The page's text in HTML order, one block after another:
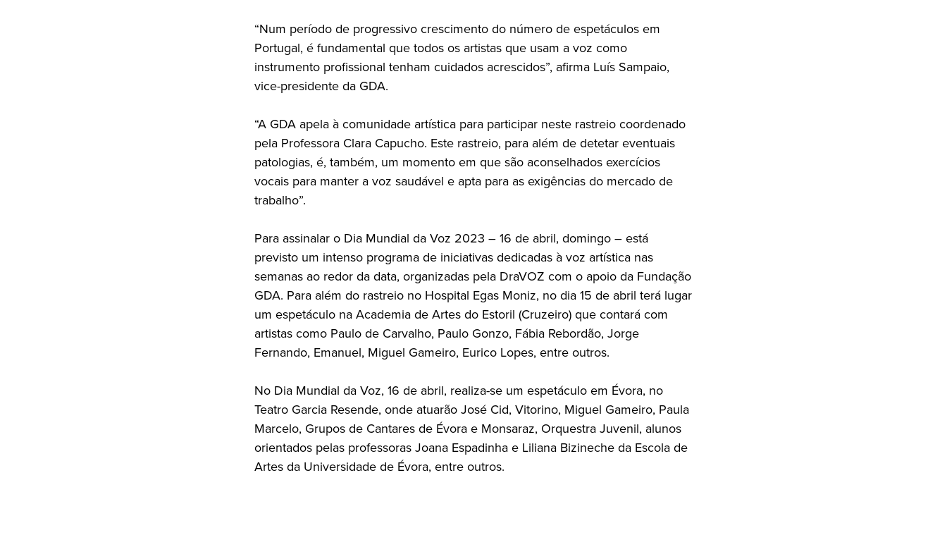
“Num período de progressivo crescimento do número de espetáculos em
Portugal, é fundamental que todos os artistas que usam a voz como
instrumento profissional tenham cuidados acrescidos”, afirma Luís Sampaio,
vice-presidente da GDA.
“A GDA apela à comunidade artística para participar neste rastreio coordenado
pela Professora Clara Capucho. Este rastreio, para além de detetar eventuais
patologias, é, também, um momento em que são aconselhados exercícios
vocais para manter a voz saudável e apta para as exigências do mercado de
trabalho”.
Para assinalar o Dia Mundial da Voz 2023 – 16 de abril, domingo – está
previsto um intenso programa de iniciativas dedicadas à voz artística nas
semanas ao redor da data, organizadas pela DraVOZ com o apoio da Fundação
GDA. Para além do rastreio no Hospital Egas Moniz, no dia 15 de abril terá lugar
um espetáculo na Academia de Artes do Estoril (Cruzeiro) que contará com
artistas como Paulo de Carvalho, Paulo Gonzo, Fábia Rebordão, Jorge
Fernando, Emanuel, Miguel Gameiro, Eurico Lopes, entre outros.
No Dia Mundial da Voz, 16 de abril, realiza-se um espetáculo em Évora, no
Teatro Garcia Resende, onde atuarão José Cid, Vitorino, Miguel Gameiro, Paula
Marcelo, Grupos de Cantares de Évora e Monsaraz, Orquestra Juvenil, alunos
orientados pelas professoras Joana Espadinha e Liliana Bizineche da Escola de
Artes da Universidade de Évora, entre outros.